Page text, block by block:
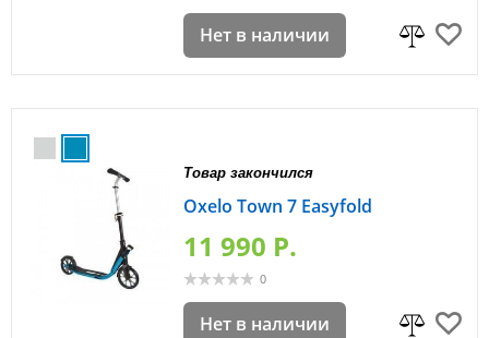
Нет в наличии
Товар закончился
Oxelo Town 7 Easyfold
11 990 P.
0
Нет в наличии